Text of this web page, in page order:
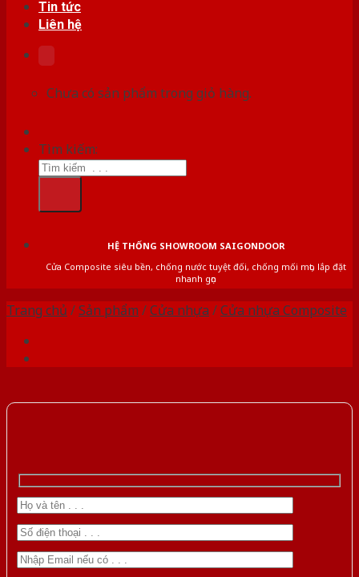
Tin tức
Liên hệ
Chưa có sản phẩm trong giỏ hàng.
Tìm kiếm:
HỆ THỐNG SHOWROOM SAIGONDOOR
Cửa Composite siêu bền, chống nước tuyệt đối, chống mối mọt, lắp đặt
nhanh gọn
Trang chủ /Sản phẩm /Cửa nhựa /Cửa nhựa Composite